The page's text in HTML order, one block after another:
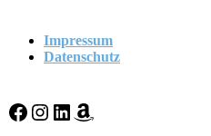
Impressum
Datenschutz
Facebook Instagram LinkedIn Amazon